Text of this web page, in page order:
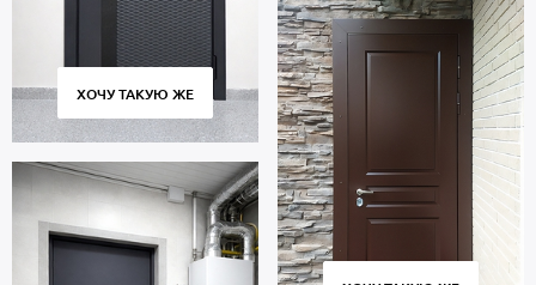
ХОЧУ ТАКУЮ ЖЕ